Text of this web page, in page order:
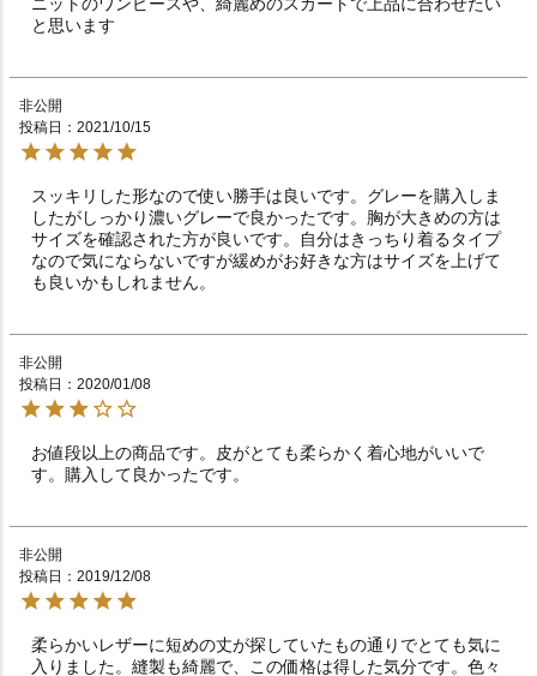
と思います
非公開
投稿日
2021/10/15
スッキリした形なので使い勝手は良いです。グレーを購入しま
したがしっかり濃いグレーで良かったです。胸が大きめの方は
サイズを確認された方が良いです。自分はきっちり着るタイプ
なので気にならないですが緩めがお好きな方はサイズを上げて
も良いかもしれません。
非公開
投稿日
2020/01/08
お値段以上の商品です。皮がとても柔らかく着心地がいいで
す。購入して良かったです。
非公開
投稿日
2019/12/08
柔らかいレザーに短めの丈が探していたもの通りでとても気に
入りました。縫製も綺麗で、この価格は得した気分です。色々